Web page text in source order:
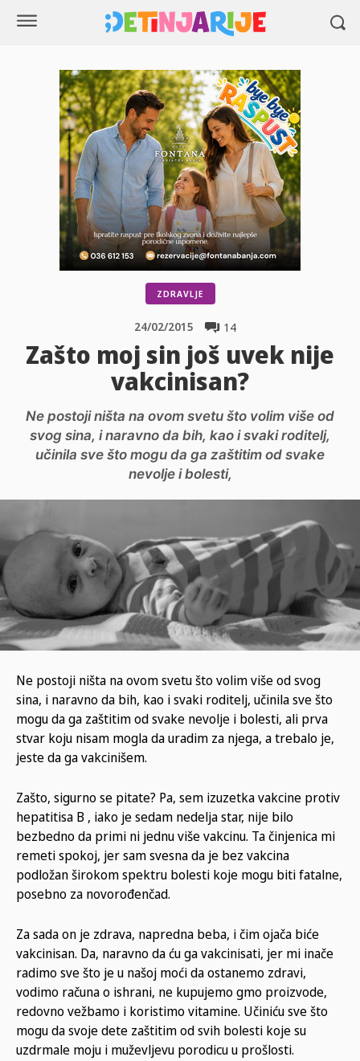
ZDRAVLJE
14
24/02/2015
Zašto moj sin još uvek nije
vakcinisan?
Ne postoji ništa na ovom svetu što volim više od
svog sina, i naravno da bih, kao i svaki roditelj,
učinila sve što mogu da ga zaštitim od svake
nevolje i bolesti,
Ne postoji ništa na ovom svetu što volim više od svog
sina, i naravno da bih, kao i svaki roditelj, učinila sve što
mogu da ga zaštitim od svake nevolje i bolesti, ali prva
stvar koju nisam mogla da uradim za njega, a trebalo je,
jeste da ga vakcinišem.
Zašto, sigurno se pitate? Pa, sem izuzetka vakcine protiv
hepatitisa B , iako je sedam nedelja star, nije bilo
bezbedno da primi ni jednu više vakcinu. Ta činjenica mi
remeti spokoj, jer sam svesna da je bez vakcina
podložan širokom spektru bolesti koje mogu biti fatalne,
posebno za novorođenčad.
Za sada on je zdrava, napredna beba, i čim ojača biće
vakcinisan. Da, naravno da ću ga vakcinisati, jer mi inače
radimo sve što je u našoj moći da ostanemo zdravi,
vodimo računa o ishrani, ne kupujemo gmo proizvode,
redovno vežbamo i koristimo vitamine. Učiniću sve što
mogu da svoje dete zaštitim od svih bolesti koje su
uzdrmale moju i muževljevu porodicu u prošlosti.